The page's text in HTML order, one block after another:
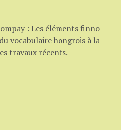
: Les éléments finno-
vocabulaire hongrois à la
travaux récents.